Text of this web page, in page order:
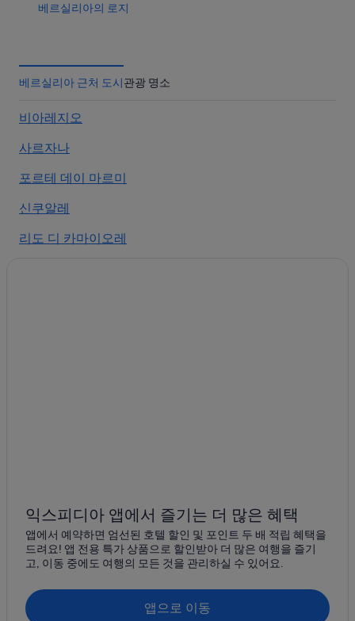
베르실리아의 로지
베르실리아의 5성급 호텔
베르실리아 근처 도시관광 명소
비아레지오
사르자나
포르테 데이 마르미
신쿠알레
리도 디 카마이오레
마리넬라 디 사르차나
루니
파비아노
몬테지오리
익스피디아 앱에서 즐기는 더 많은 혜택
앱에서 예약하면 엄선된 호텔 할인 및 포인트 두 배 적립 혜택을
드려요! 앱 전용 특가 상품으로 할인받아 더 많은 여행을 즐기
고, 이동 중에도 여행의 모든 것을 관리하실 수 있어요.
앱으로 이동